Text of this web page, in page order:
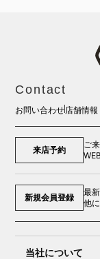
Contact
お問い合わせ 店舗情報
来店予約
ご
新規会員登録
最
他
当社について